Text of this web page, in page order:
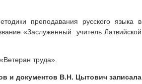
преподавания русского языка в
«Заслуженный учитель Латвийской
труда».
и документов В.Н. Цытович записала